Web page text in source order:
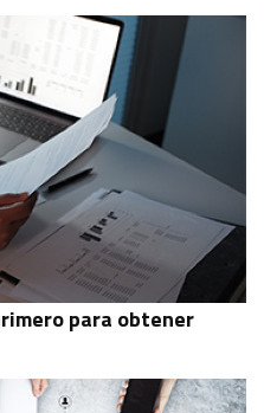
para obtener